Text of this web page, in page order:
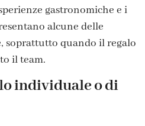
gastronomiche e i
alcune delle
soprattutto quando il regalo
il team.
individuale o di